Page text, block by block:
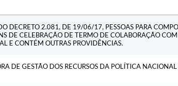
DECRETO 2.081, DE 19/06/17, PESSOAS PARA
DE CELEBRAÇÃO DE TERMO DE COLABORAÇÃO
E CONTÉM OUTRAS PROVIDÊNCIAS.
DE GESTÃO DOS RECURSOS DA POLÍTICA